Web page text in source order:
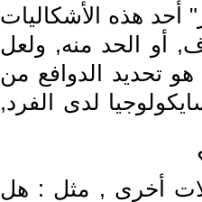
أحد هذه الأشكاليات
أو الحد منه, ولعل
هو تحديد الدوافع من
لدى الفرد,
أخرى , مثل : هل